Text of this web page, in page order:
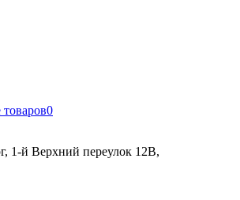
0
1-й Верхний переулок 12В,